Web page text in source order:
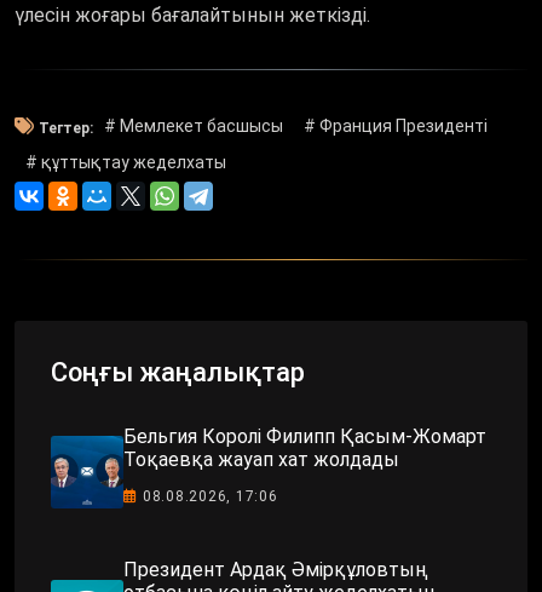
үлесін жоғары бағалайтынын жеткізді.
Тегтер: # Мемлекет басшысы
# Франция Президенті
# құттықтау жеделхаты
Соңғы жаңалықтар
Бельгия Королі Филипп Қасым-Жомарт
Тоқаевқа жауап хат жолдады
08.08.2026, 17:06
Президент Ардақ Әмірқұловтың